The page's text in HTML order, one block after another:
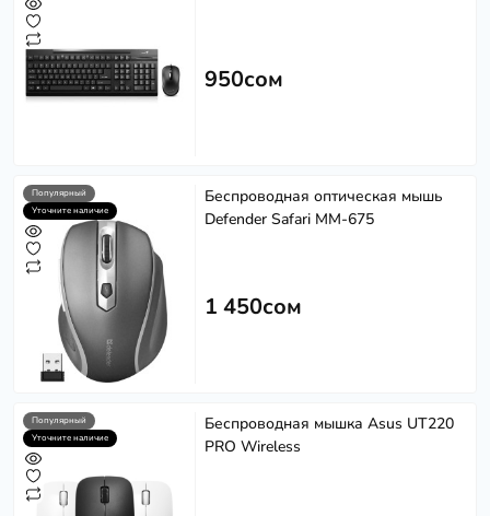
950сом
Популярный
Уточните наличие
Беспроводная оптическая мышь
Defender Safari MM-675
1 450сом
Популярный
Уточните наличие
Беспроводная мышка Asus UT220
PRO Wireless